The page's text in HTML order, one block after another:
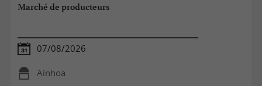
Marché de producteurs
07/08/2026
Ainhoa